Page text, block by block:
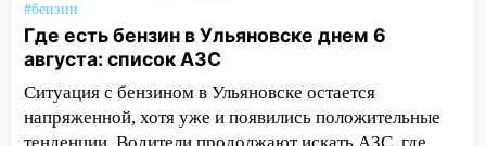
12:31
из Европы и потерял 760 тысяч рублей
12:20 В Чердаклинском районе
столкнулись «Лада» и Chevrolet:
пострадал 14-летний подросток
#бензин
Где есть бензин в Ульяновске днем 6
августа: список АЗС
Ситуация с бензином в Ульяновске остается
напряженной, хотя уже и появились положительные